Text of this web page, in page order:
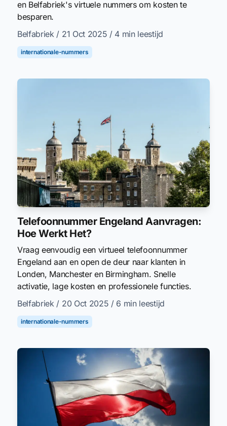
en Belfabriek's virtuele nummers om kosten te
besparen.
Belfabriek / 21 Oct 2025 / 4 min leestijd
internationale-nummers
Telefoonnummer Engeland Aanvragen:
Hoe Werkt Het?
Vraag eenvoudig een virtueel telefoonnummer
Engeland aan en open de deur naar klanten in
Londen, Manchester en Birmingham. Snelle
activatie, lage kosten en professionele functies.
Belfabriek / 20 Oct 2025 / 6 min leestijd
internationale-nummers